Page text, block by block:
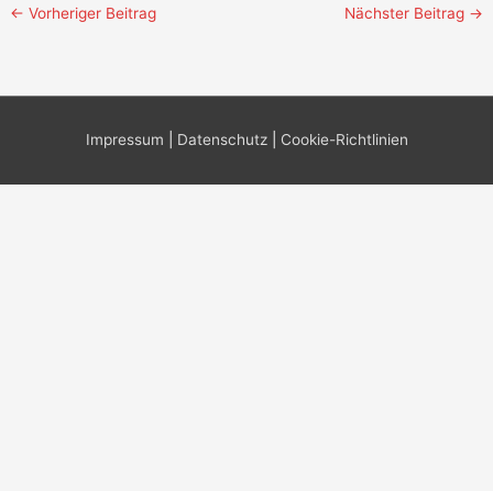
← Vorheriger Beitrag Nächster Beitrag →
Impressum Datenschutz Cookie-Richtlinien